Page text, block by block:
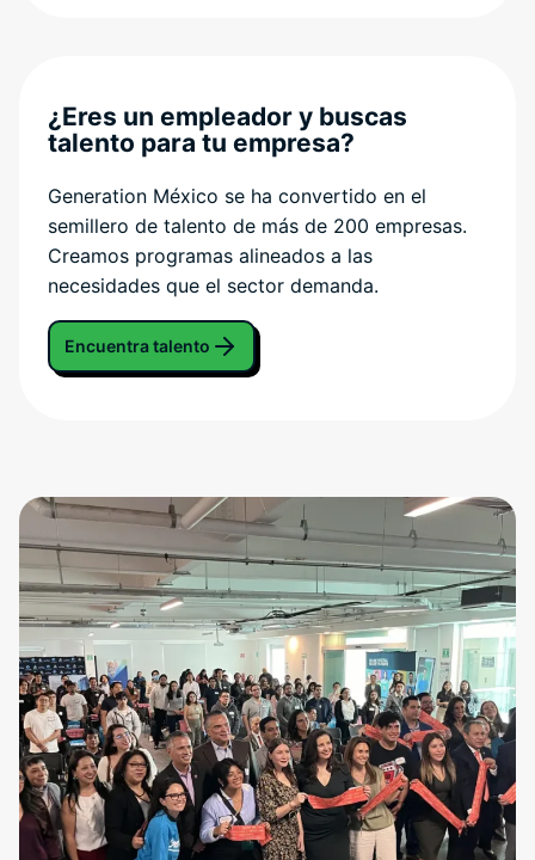
¿Eres un empleador y buscas
talento para tu empresa?
Generation México se ha convertido en el
semillero de talento de más de 200 empresas.
Creamos programas alineados a las
necesidades que el sector demanda.
Encuentra talento